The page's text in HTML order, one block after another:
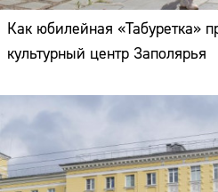
Как юбилейная «Табуретка»
культурный центр Заполярья